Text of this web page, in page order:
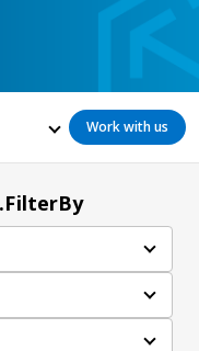
Work with us